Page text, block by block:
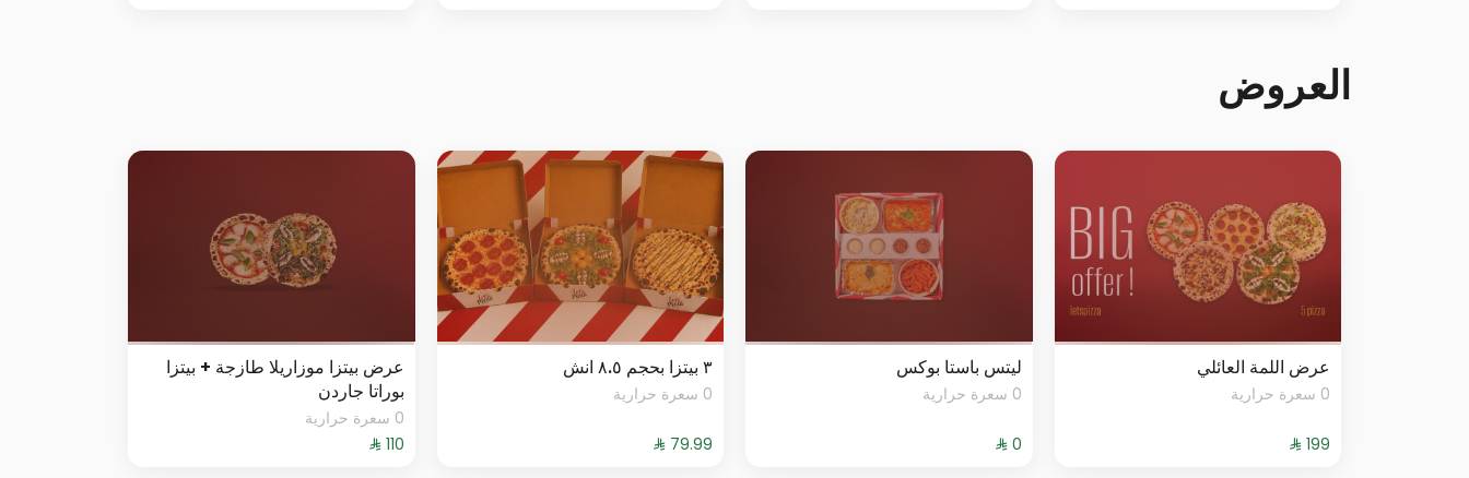
العروض
عرض اللمة العائلي
0 سعرة حرارية
ليتس باستا بوكس
0 سعرة حرارية
٣ بيتزا بحجم ٨.٥ انش
0 سعرة حرارية
عرض بيتزا موزاريلا طازجة + بيتزا
بوراتا جاردن
0 سعرة حرارية